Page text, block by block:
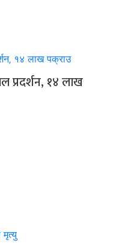
प्रदर्शन‚ १४ लाख